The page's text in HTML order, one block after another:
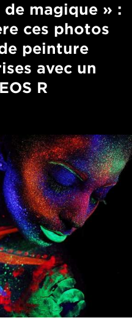
magique » :
ces photos
peinture
avec un
R